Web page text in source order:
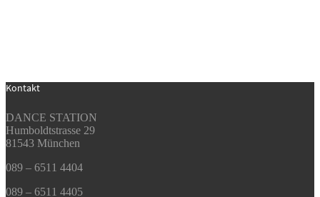
Kontakt
DANCE STATION
Humboldtstrasse 29
81543 München
089 – 6511 4404
089 – 6511 4405